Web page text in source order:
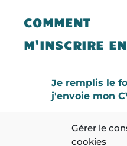
Gérer le
cookies
COMMENT
M'INSCRIRE
Je remplis le
j'envoie mon
d'information,